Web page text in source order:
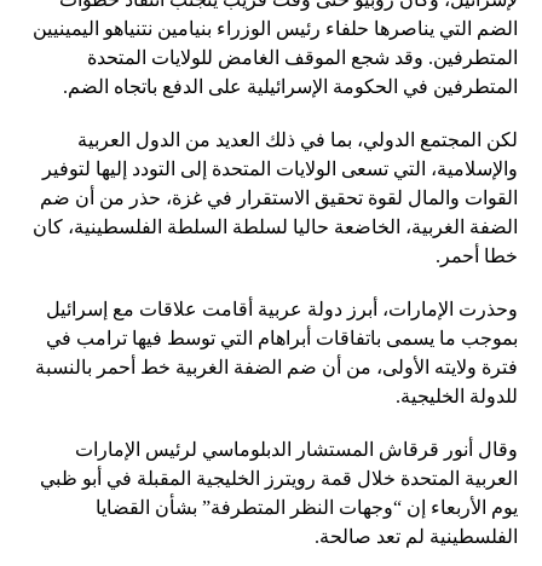
الضم التي يناصرها حلفاء رئيس الوزراء بنيامين نتنياهو اليمينيين
المتطرفين. وقد شجع الموقف الغامض للولايات المتحدة
المتطرفين في الحكومة الإسرائيلية على الدفع باتجاه الضم.
لكن المجتمع الدولي، بما في ذلك العديد من الدول العربية
والإسلامية، التي تسعى الولايات المتحدة إلى التودد إليها لتوفير
القوات والمال لقوة تحقيق الاستقرار في غزة، حذر من أن ضم
الضفة الغربية، الخاضعة حاليا لسلطة السلطة الفلسطينية، كان
خطا أحمر.
وحذرت الإمارات، أبرز دولة عربية أقامت علاقات مع إسرائيل
بموجب ما يسمى باتفاقات أبراهام التي توسط فيها ترامب في
فترة ولايته الأولى، من أن ضم الضفة الغربية خط أحمر بالنسبة
للدولة الخليجية.
وقال أنور قرقاش المستشار الدبلوماسي لرئيس الإمارات
العربية المتحدة خلال قمة رويترز الخليجية المقبلة في أبو ظبي
يوم الأربعاء إن “وجهات النظر المتطرفة” بشأن القضايا
الفلسطينية لم تعد صالحة.